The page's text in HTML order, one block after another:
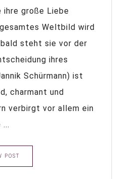
ihre große Liebe
Weltbild wird
steht sie vor der
ihres
Schürmann) ist
charmant und
verbirgt vor allem ein
POST